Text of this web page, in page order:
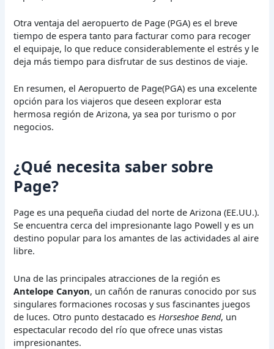
Otra ventaja del aeropuerto de Page (PGA) es el breve
tiempo de espera tanto para facturar como para recoger
el equipaje, lo que reduce considerablemente el estrés y le
deja más tiempo para disfrutar de sus destinos de viaje.
En resumen, el Aeropuerto de Page(PGA) es una excelente
opción para los viajeros que deseen explorar esta
hermosa región de Arizona, ya sea por turismo o por
negocios.
¿Qué necesita saber sobre
Page?
Page es una pequeña ciudad del norte de Arizona (EE.UU.).
Se encuentra cerca del impresionante lago Powell y es un
destino popular para los amantes de las actividades al aire
libre.
Una de las principales atracciones de la región es
Antelope Canyon, un cañón de ranuras conocido por sus
singulares formaciones rocosas y sus fascinantes juegos
de luces. Otro punto destacado es Horseshoe Bend, un
espectacular recodo del río que ofrece unas vistas
impresionantes.